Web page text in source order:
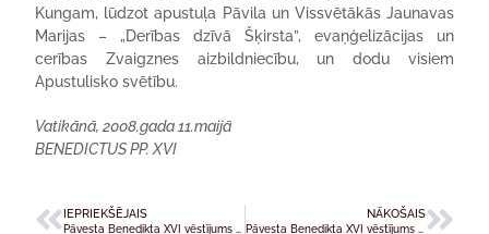
Kungam, lūdzot apustuļa Pāvila un Vissvētākās Jaunavas
Marijas – „Derības dzīvā Šķirsta”, evaņģelizācijas un
cerības Zvaigznes aizbildniecību, un dodu visiem
Apustulisko svētību.
Vatikānā, 2008.gada 11.maijā
BENEDICTUS PP. XVI
IEPRIEKŠĒJAIS NĀKOŠAIS